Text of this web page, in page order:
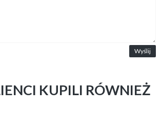
Wyślij
KUPILI RÓWNIEŻ